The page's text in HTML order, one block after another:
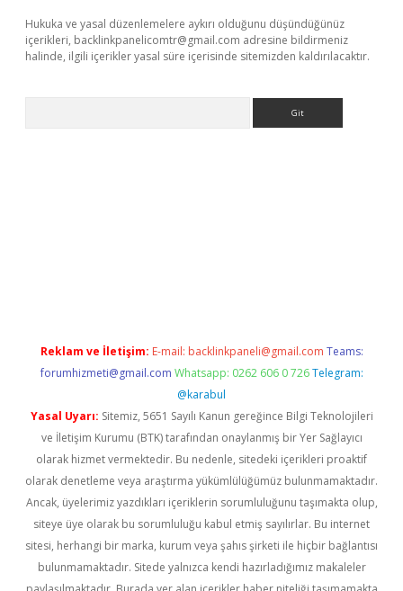
Hukuka ve yasal düzenlemelere aykırı olduğunu düşündüğünüz
içerikleri, backlinkpanelicomtr@gmail.com adresine bildirmeniz
halinde, ilgili içerikler yasal süre içerisinde sitemizden kaldırılacaktır.
Reklam ve İletişim: E-mail: backlinkpaneli@gmail.com Teams:
forumhizmeti@gmail.com Whatsapp: 0262 606 0 726 Telegram:
@karabul
Yasal Uyarı: Sitemiz, 5651 Sayılı Kanun gereğince Bilgi Teknolojileri
ve İletişim Kurumu (BTK) tarafından onaylanmış bir Yer Sağlayıcı
olarak hizmet vermektedir. Bu nedenle, sitedeki içerikleri proaktif
olarak denetleme veya araştırma yükümlülüğümüz bulunmamaktadır.
Ancak, üyelerimiz yazdıkları içeriklerin sorumluluğunu taşımakta olup,
siteye üye olarak bu sorumluluğu kabul etmiş sayılırlar. Bu internet
sitesi, herhangi bir marka, kurum veya şahıs şirketi ile hiçbir bağlantısı
bulunmamaktadır. Sitede yalnızca kendi hazırladığımız makaleler